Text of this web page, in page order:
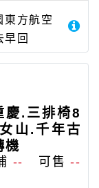
東方航空
早回
慶.三排椅8
山.千年古
機
-- 可售--